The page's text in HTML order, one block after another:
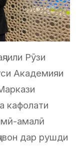
Рӯзи
Академияи
кафолати
амалӣ
дар рушди